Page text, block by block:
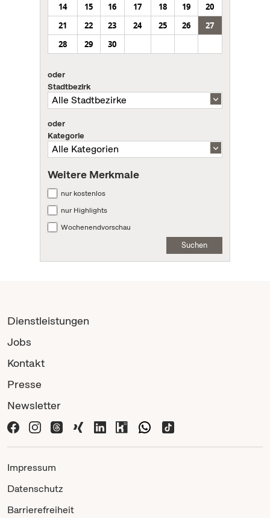
14
15 16 17 18 19
20
21
22 23 24 25 26
27
28
29 30
oder
Stadtbezirk
oder
Kategorie
Weitere Merkmale
nur kostenlos
nur Highlights
Wochenendvorschau
Suchen
Dienstleistungen
Jobs
Kontakt
Presse
Newsletter
Impressum
Datenschutz
Barrierefreiheit